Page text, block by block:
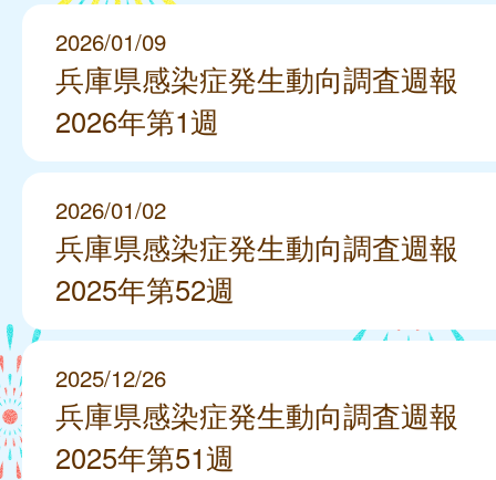
2026/01/09
兵庫県感染症発生動向調査週報
2026年第1週
2026/01/02
兵庫県感染症発生動向調査週報
2025年第52週
2025/12/26
兵庫県感染症発生動向調査週報
2025年第51週